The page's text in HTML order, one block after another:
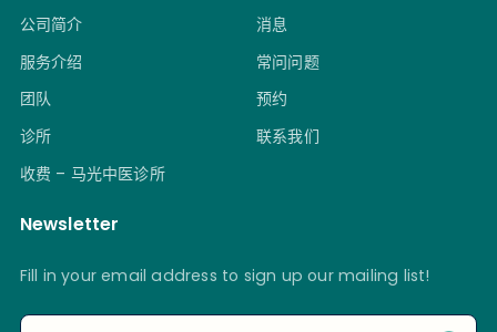
公司简介
服务介绍
团队
诊所
收费 – 马光中医诊所
消息
常问问题
预约
联系我们
Newsletter
Fill in your email address to sign up our mailing list!